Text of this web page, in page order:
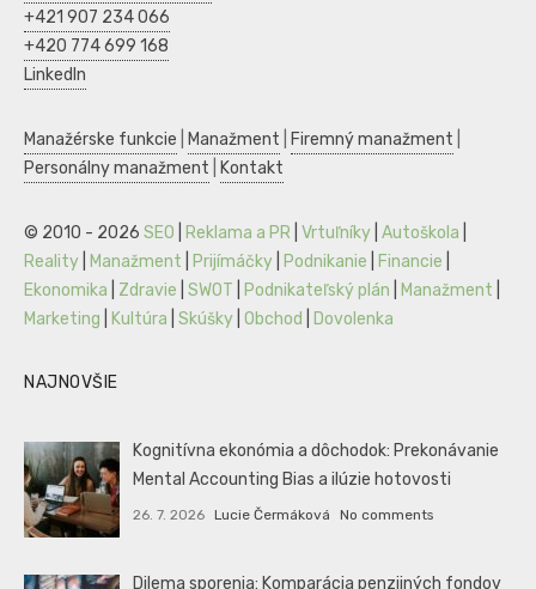
+421 907 234 066
+420 774 699 168
LinkedIn
Manažérske funkcie Manažment Firemný manažment
Personálny manažment
Kontakt
© 2010 - 2026 SEO Reklama a PR Vrtuľníky Autoškola
Reality
Manažment Prijímáčky Podnikanie Financie
Ekonomika
Zdravie SWOT Podnikateľský plán Manažment
Marketing
Kultúra Skúšky Obchod Dovolenka
NAJNOVŠIE
Kognitívna ekonómia a dôchodok: Prekonávanie
Mental Accounting Bias a ilúzie hotovosti
26. 7. 2026 Lucie Čermáková No comments
Dilema sporenia: Komparácia penzijných fondov